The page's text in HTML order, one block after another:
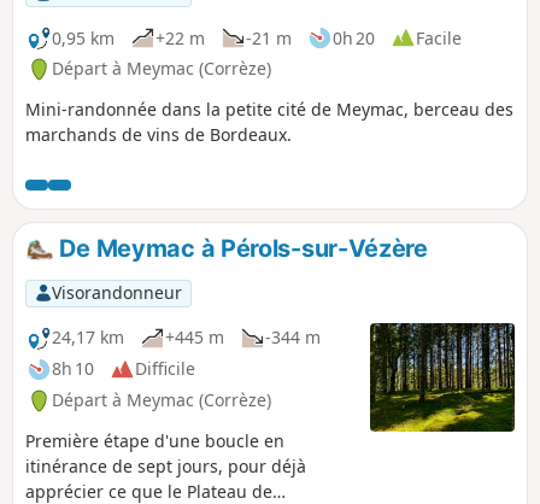
0,95 km
+22 m -21 m 0h 20
Facile
Départ à Meymac (Corrèze)
Mini-randonnée dans la petite cité de Meymac, berceau des
marchands de vins de Bordeaux.
De Meymac à Pérols-sur-Vézère
Visorandonneur
24,17 km
+445 m
-344 m
8h 10
Difficile
Départ à Meymac (Corrèze)
Première étape d'une boucle en
itinérance de sept jours, pour déjà
apprécier ce que le Plateau de